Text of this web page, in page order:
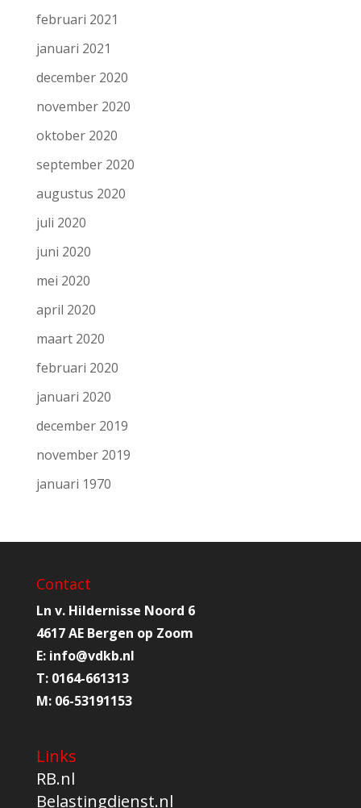
februari 2021
januari 2021
december 2020
november 2020
oktober 2020
september 2020
augustus 2020
juli 2020
juni 2020
mei 2020
april 2020
maart 2020
februari 2020
januari 2020
december 2019
november 2019
januari 1970
Contact
Ln v. Hildernisse Noord 6
4617 AE Bergen op Zoom
E: info@vdkb.nl
T: 0164-661313
M: 06-53191153
Links
RB.nl
Belastingdienst.nl